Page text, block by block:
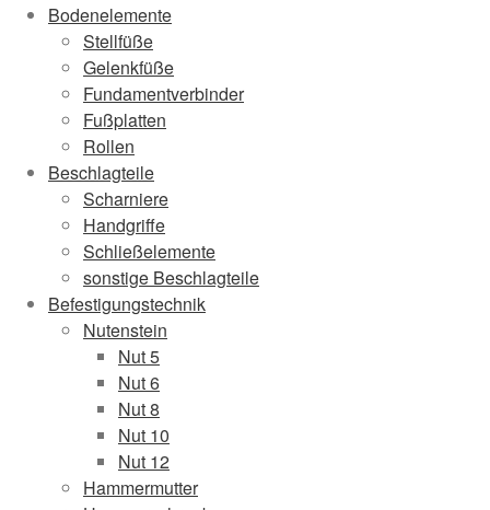
Bodenelemente
Stellfüße
Gelenkfüße
Fundamentverbinder
Fußplatten
Rollen
Beschlagteile
Scharniere
Handgriffe
Schließelemente
sonstige Beschlagteile
Befestigungstechnik
Nutenstein
Nut 5
Nut 6
Nut 8
Nut 10
Nut 12
Hammermutter